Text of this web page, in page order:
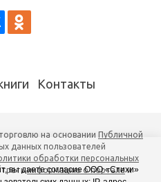
вы даете согласие ООО «Стихи»
Контакты
на основании Публичной
данных пользователей
обработки персональных
информацию о порталеи